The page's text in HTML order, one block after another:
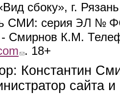
сбоку», г.
СМИ: серия ЭЛ №
- Смирнов К.М.
(link sends e-mail)
. 18+
Константин
сайта